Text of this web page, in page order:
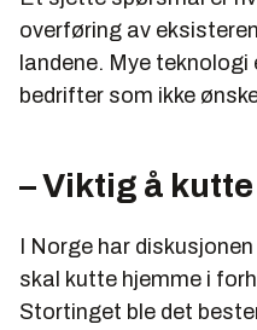
overføring av
landene. Mye
bedrifter som ikke
– Viktig å
I Norge har
skal kutte hjemme i
Stortinget ble det